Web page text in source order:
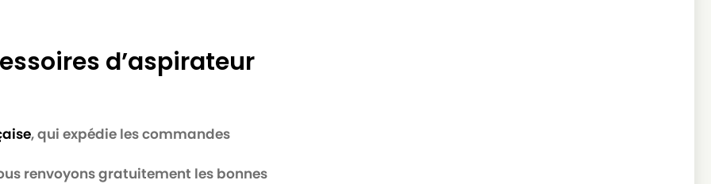
d’aspirateur
, qui expédie les commandes
renvoyons gratuitement les bonnes